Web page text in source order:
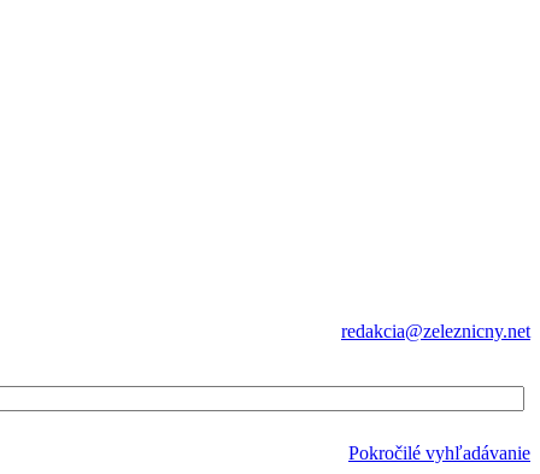
redakcia@zeleznicny.net
Pokročilé vyhľadávanie